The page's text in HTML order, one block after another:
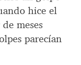
hice el
meses
parecían